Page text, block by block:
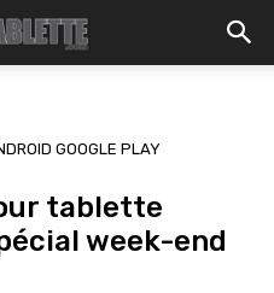
GOOGLE PLAY
tablette
week-end